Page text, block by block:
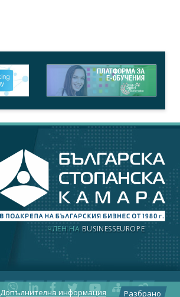
ЧЛЕН НА BUSINESSEUROPE
Допълнителна информация Разбрано